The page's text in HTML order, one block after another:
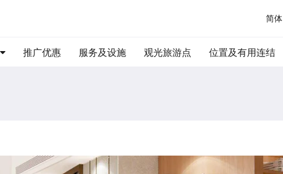
简体
推广优惠 服务及设施 观光旅游点 位置及有用连结